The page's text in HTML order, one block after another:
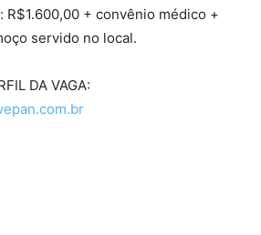
R$1.600,00 + convênio médico +
servido no local.
DA VAGA: